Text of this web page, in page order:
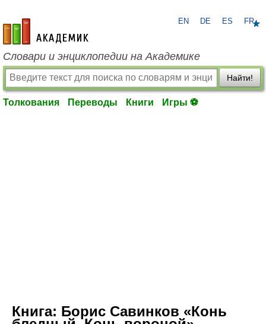
academic.ru
EN DE ES FR
Словари и энциклопедии на Академике
Найти!
Толкования Переводы Книги Игры ⚽
Книга: Борис Савинков «Конь